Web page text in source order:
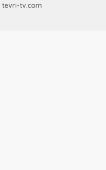
tevri-tv.com